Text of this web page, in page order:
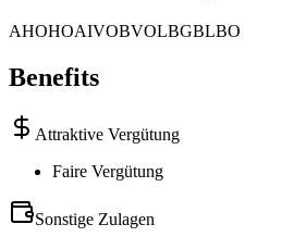
AHOHOAIVOBVOLBGBLBO
Benefits
Attraktive Vergütung
Faire Vergütung
Sonstige Zulagen